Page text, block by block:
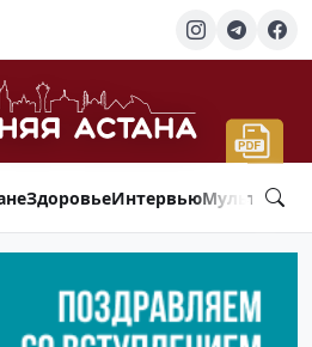
ЗдоровьеИнтервью